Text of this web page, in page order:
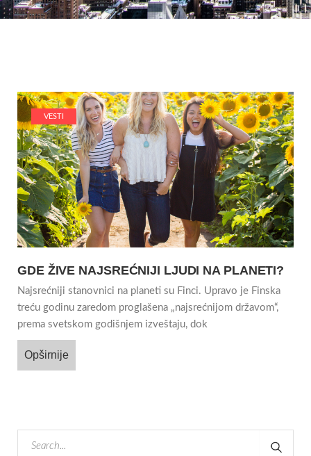
VESTI
GDE ŽIVE NAJSREĆNIJI LJUDI NA PLANETI?
Najsrećniji stanovnici na planeti su Finci. Upravo je Finska
treću godinu zaredom proglašena „najsrećnijom državom“,
prema svetskom godišnjem izveštaju, dok
Opširnije